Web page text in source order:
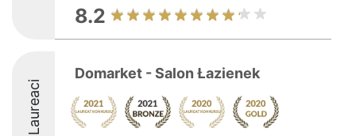
8.2
Laureaci
Domarket - Salon Łazienek